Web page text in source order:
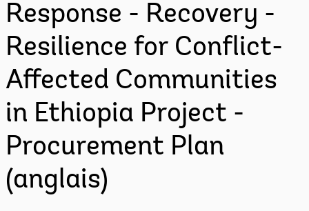
Response - Recovery -
Resilience for Conflict-
Affected Communities
in Ethiopia Project -
Procurement Plan
(anglais)